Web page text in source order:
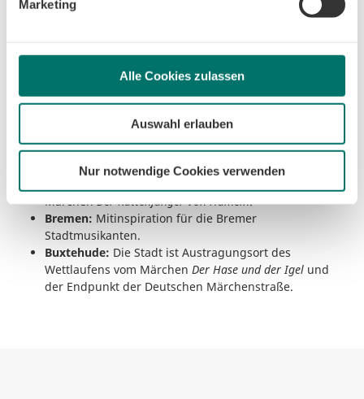
Minimum, um die Seite betreiben zu können.
Marketing
Alle Cookies zulassen
Auswahl erlauben
Nur notwendige Cookies verwenden
glückliche Kindheitsjahre.
Lebens und Wirkens dar. Der Beginn der Sammlung
von Märchen und Sagen wird ebenfalls in dieser
Stadt verzeichnet.
Beide Brüder lehren als Professoren an
der Universität.
Hameln:Die Grimms besuchten diese Stadt nicht
MärchenDer Rattenfänger von Hameln.
Bremen: Mitinspiration für die Bremer
Stadtmusikanten.
Buxtehude: Die Stadt ist Austragungsort des
Wettlaufens vom Märchen Der Hase und der Igel und
der Endpunkt der Deutschen Märchenstraße.